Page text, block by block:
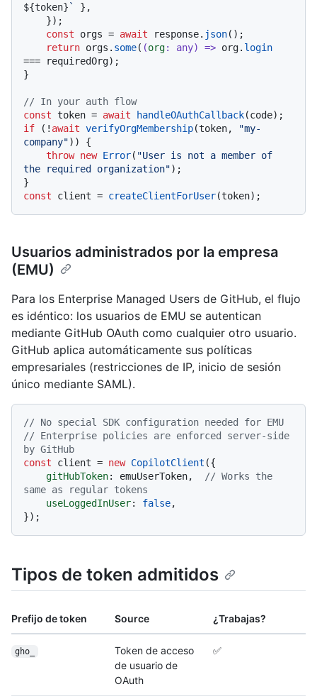
${token} `
},
const orgs = await response. json();
return orgs. some( (org: any) => org. login
=== requiredOrg);
}
// In your auth flow
const token = await handleOAuthCallback
if (! await verifyOrgMembership(token,
"my-
company")) {
throw new Error( "User is not a member of
the required organization");
const client = createClientForUser
Usuarios administrados por la empresa
(EMU)
Para los Enterprise Managed Users de GitHub, el flujo
es idéntico: los usuarios de EMU se autentican
mediante GitHub OAuth como cualquier otro usuario.
GitHub aplica automáticamente sus políticas
empresariales (restricciones de IP, inicio de sesión
único mediante SAML).
// No special SDK configuration needed for EMU
// Enterprise policies are enforced server-side
by GitHub
const client = new CopilotClient ({
gitHubToken: emuUserToken,
// Works the
same as regular tokens
useLoggedInUser: false,
Tipos de token admitidos
Prefijo de token Source ¿Trabajas?
gho_
Token de acceso
de usuario de
OAuth
✅